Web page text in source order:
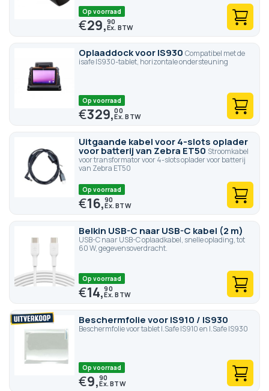
Op voorraad
€29,90
Oplaaddock voor IS930 Compatibel met de
isafe IS930-tablet, horizontale ondersteuning
Op voorraad
€329,00
Uitgaande kabel voor 4-slots oplader
voor batterij van Zebra ET50 Stroomkabel
voor transformator voor 4-slots oplader voor batterij
van Zebra ET50
Op voorraad
€16,90
Belkin USB-C naar USB-C kabel (2 m)
USB-C naar USB-C oplaadkabel, snelle oplading, tot
60 W, gegevensoverdracht.
Op voorraad
€14,90
Beschermfolie voor IS910 / IS930
Beschermfolie voor tablet I.Safe IS910 en I.Safe IS930
Op voorraad
€9,90